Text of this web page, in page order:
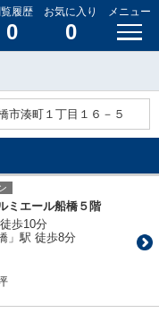
履歴
0
お気に入り
0
メニュー
市湊町１丁目１６－５
ミエール船橋５階
歩10分
」駅 徒歩8分